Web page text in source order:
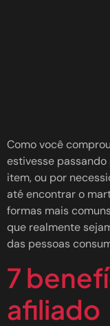
Como você
estivesse
item, ou por
até encontrar o
formas mais
que realmente
das pessoas
7
afiliado